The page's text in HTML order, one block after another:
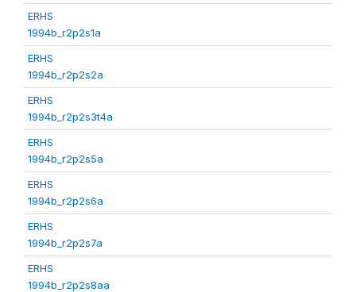
ERHS
1994b_r2p2s1a
ERHS
1994b_r2p2s2a
ERHS
1994b_r2p2s3t4a
ERHS
1994b_r2p2s5a
ERHS
1994b_r2p2s6a
ERHS
1994b_r2p2s7a
ERHS
1994b_r2p2s8aa